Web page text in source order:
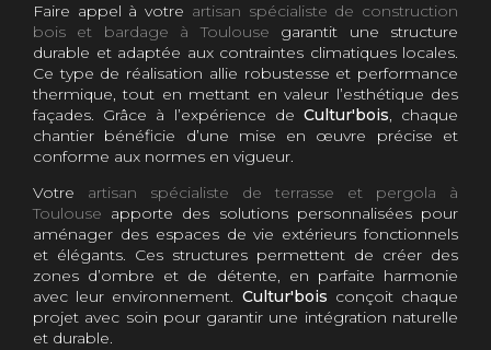
Faire appel à votre artisan spécialiste de construction
bois et bardage à Toulouse garantit une structure
durable et adaptée aux contraintes climatiques locales.
Ce type de réalisation allie robustesse et performance
thermique, tout en mettant en valeur l’esthétique des
façades. Grâce à l’expérience de Cultur'bois, chaque
chantier bénéficie d’une mise en œuvre précise et
conforme aux normes en vigueur.
Votre artisan spécialiste de terrasse et pergola à
Toulouse apporte des solutions personnalisées pour
aménager des espaces de vie extérieurs fonctionnels
et élégants. Ces structures permettent de créer des
zones d’ombre et de détente, en parfaite harmonie
avec leur environnement. Cultur'bois conçoit chaque
projet avec soin pour garantir une intégration naturelle
et durable.